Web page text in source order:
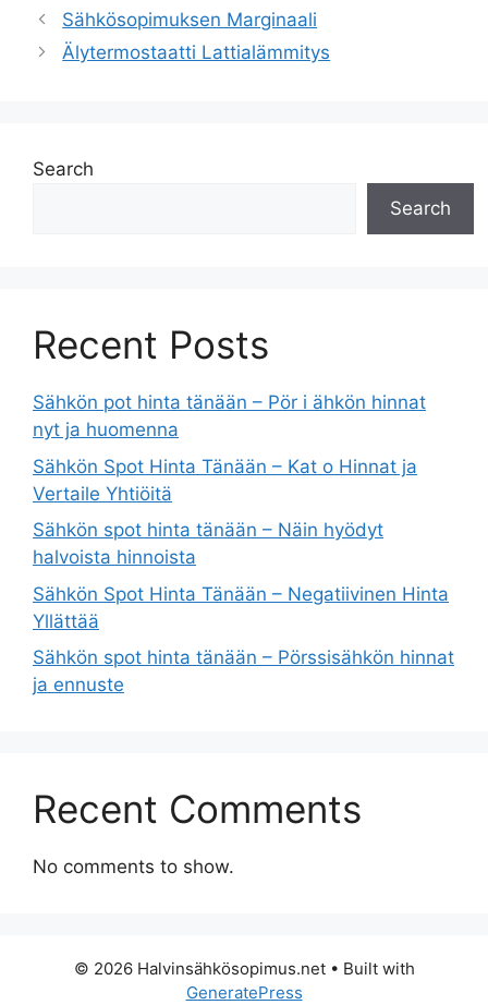
Sähkösopimuksen Marginaali
Älytermostaatti Lattialämmitys
Search
Search
Recent Posts
Sähkön pot hinta tänään – Pör i ähkön hinnat
nyt ja huomenna
Sähkön Spot Hinta Tänään – Kat o Hinnat ja
Vertaile Yhtiöitä
Sähkön spot hinta tänään – Näin hyödyt
halvoista hinnoista
Sähkön Spot Hinta Tänään – Negatiivinen Hinta
Yllättää
Sähkön spot hinta tänään – Pörssisähkön hinnat
ja ennuste
Recent Comments
No comments to show.
© 2026 Halvinsähkösopimus.net• Built with
GeneratePress